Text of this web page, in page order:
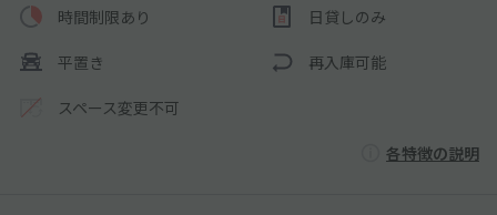
時間制限あり 日貸しのみ
平置き 再入庫可能
スペース変更不可
各特徴の説明